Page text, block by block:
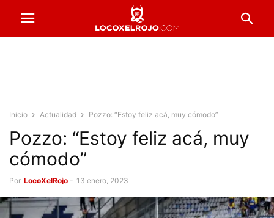
Inicio Actualidad Pozzo: “Estoy feliz acá, muy cómodo”
Pozzo: “Estoy feliz acá, muy
cómodo”
Por LocoXelRojo - 13 enero, 2023